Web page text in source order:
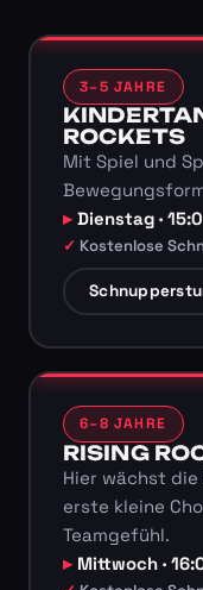
3–5 JAHRE
ROCKETS
Mit Spiel und
Dienstag ·
Kostenlose
6–8 JAHRE
RISING
Hier wächst
erste kleine
Teamgefühl.
Mittwoch ·